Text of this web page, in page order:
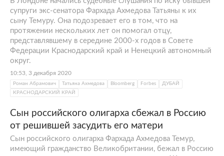
супруги экс-сенатора Фархада Ахмедова Татьяны к их
сыну Темуру. Она подозревает его в том, что на
протяжении нескольких лет он помогал отцу,
представлявшему в середине 2000-х годов в Совете
Федерации Краснодарский край и Ненецкий автономный
округ.
10:53, 3 декабря 2020
Роман Абрамович Татьяна Ахмедова Bloomberg Forbes
ДУБАЙ
КРАСНОДАРСКИЙ КРАЙ
Сын российского олигарха сбежал в Россию
от решившей засудить его матери
Сын российского олигарха Фархада Ахмедова Темур,
имеющий гражданство Великобритании, бежал в Россию